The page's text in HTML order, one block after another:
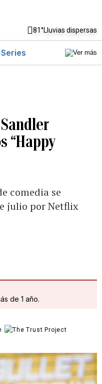
81°Lluvias dispersas
“Happy
comedia se
julio por Netflix
de 1 año.